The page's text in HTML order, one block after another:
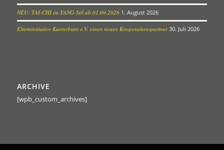
NEU: TAI-CHI im YANG-Stil ab 01.09.2026 1. August 2026
Elterninitiative Kunterbunt e.V. einen neuen Kooperationspartner 30. Juli 2026
ARCHIVE
[wpb_custom_archives]